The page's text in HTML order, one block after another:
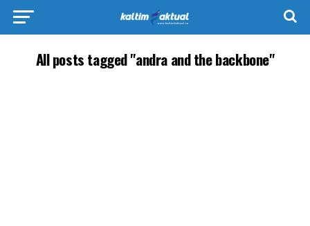
All posts tagged "andra and the backbone"